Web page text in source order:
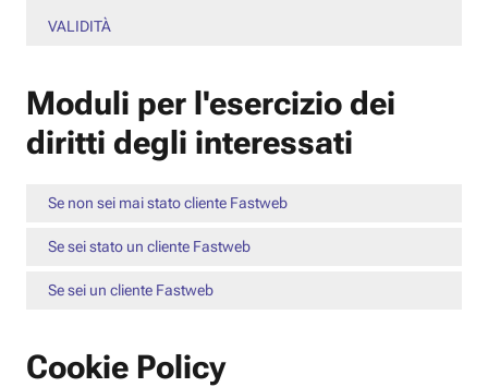
VALIDITÀ
Moduli per l'esercizio dei
diritti degli interessati
Se non sei mai stato cliente Fastweb
Se sei stato un cliente Fastweb
Se sei un cliente Fastweb
Cookie Policy